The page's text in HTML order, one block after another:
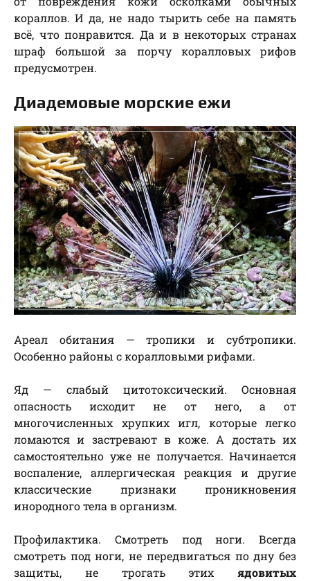
кораллов. И да, не надо тырить себе на память
всё, что понравится. Да и в некоторых странах
шраф большой за порчу коралловых рифов
предусмотрен.
Диадемовые морские ежи
Ареал обитания — тропики и субтропики.
Особенно районы с коралловыми рифами.
Яд — слабый цитотоксический. Основная
опасность исходит не от него, а от
многочисленных хрупких игл, которые легко
ломаются и застревают в коже. А достать их
самостоятельно уже не получается. Начинается
воспаление, аллергическая реакция и другие
классические признаки проникновения
инородного тела в организм.
Профилактика. Смотреть под ноги. Всегда
смотреть под ноги, не передвигаться по дну без
защиты, не трогать этих ядовитых